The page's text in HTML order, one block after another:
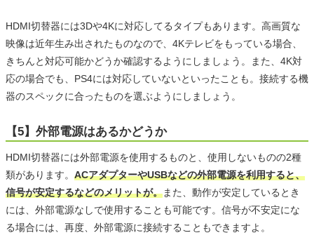
HDMI切替器には3Dや4Kに対応してるタイプもあります。高画質な
映像は近年生み出されたものなので、4Kテレビをもっている場合、
きちんと対応可能かどうか確認するようにしましょう。また、4K対
応の場合でも、PS4には対応していないといったことも。接続する機
器のスペックに合ったものを選ぶようにしましょう。
【5】外部電源はあるかどうか
HDMI切替器には外部電源を使用するものと、使用しないものの2種
類があります。 ACアダプターやUSBなどの外部電源を利用すると、
信号が安定するなどのメリットが。また、動作が安定しているとき
には、外部電源なしで使用することも可能です。信号が不安定にな
る場合には、再度、外部電源に接続することもできますよ。